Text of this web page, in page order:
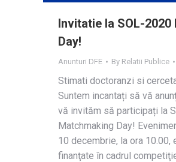
Invitatie la SOL-
Day!
Anunturi DFE By Relatii Publice
Stimati doctoranzi si
Suntem incantați să vă
vă invităm să participați la
Matchmaking Day!
10 decembrie, la ora
finanţate în cadrul